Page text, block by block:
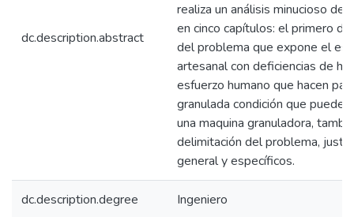
dc.description.abstract
realiza un análisis minucioso
en cinco capítulos: el primero
del problema que expone el
artesanal con deficiencias de
esfuerzo humano que hacen
granulada condición que puede
una maquina granuladora,
delimitación del problema,
general y específicos.
dc.description.degree Ingeniero